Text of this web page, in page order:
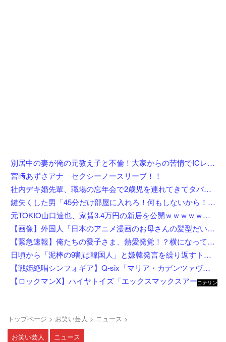
別居中の妻が俺の元教え子と不倫！大家からの苦情でICレコーダーを設置後、協力者に間男を寝取らせて現場写真を確保、面会日にデータを手渡した結果←状況がカオスすぎるだろ
宮﨑あずさアナ セクシーノースリーブ！！
社内デキ婚先輩、職場の忘年会で2歳児を連れてきてタバコスパスパ酒ゴクゴクで親の自覚ゼロｗｗ挙句の果てに突き飛ばして頭を打たせ「久々の外食でゆっくりしたいんだよ！」にドン引き
鍵失くした男「45分だけ部屋に入れろ！何もしないから！」→女子大生「無理です（警察呼びます）」→男「熱中症になれってか！使えないな！」完全に不審者で草ｗｗｗ
元TOKIO山口達也、家賃3.4万円の新居を公開ｗｗｗｗｗｗｗｗ
【画像】外国人「日本のアニメ漫画のお母さんの髪型だいたいこれだよなwwwwwwwww」←コレは分かるw w w w w w w w
【緊急速報】俺たちの愛子さま、熱愛発覚！？横になってしまう奴らが大量発生してしまう…
日頃から「泥棒の9割は韓国人」と嫌韓発言を繰り返すトメ！冬ソナにハマり私のヨン様グッズを勝手に持ち出したので、トメ自身の「あの自論」で撃退したったｗｗ←矛盾だらけのトメにブーメラン刺さりまくり
【戦姫絶唱シンフォギア】Q-six「マリア・カデンツァヴナ・イヴ」フィギュア【8月4日予約開始】
【ロックマンX】ハイヤトイズ「エックスマックスアーマー」アクションフィギュア 試作公開【近日予約開始】
コテリン
トップページ > お笑い芸人 > ニュース >
お笑い芸人
ニュース